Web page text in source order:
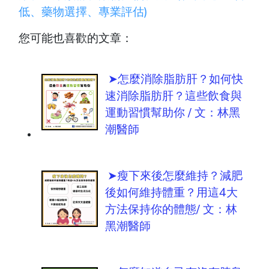
低、藥物選擇、專業評估)
您可能也喜歡的文章：
➤怎麼消除脂肪肝？如何快
速消除脂肪肝？這些飲食與
運動習慣幫助你 / 文：林黑
潮醫師
➤瘦下來後怎麼維持？減肥
後如何維持體重？用這4大
方法保持你的體態/ 文：林
黑潮醫師